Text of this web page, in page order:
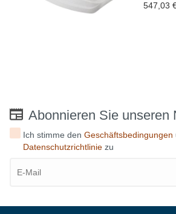
547,03
Abonnieren Sie unseren
Ich stimme denGeschäftsbedingungen
Datenschutzrichtlinie zu